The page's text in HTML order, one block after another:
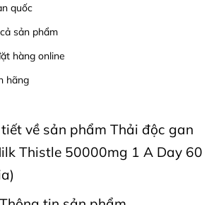
quốc
sản phẩm
hàng online
hãng
về sản phẩm Thải độc gan
Thistle 50000mg 1 A Day 60